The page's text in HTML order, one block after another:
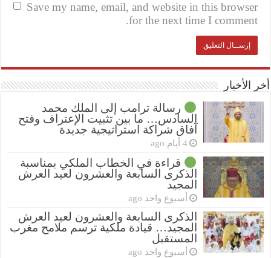
Save my name, email, and website in this browser
for the next time I comment.
أخر الأخبار
رسالة ترامب إلى الملك محمد
السادس… ما بين تثبيت الإعتراف وفتح
آفاق شراكة استراتيجية جديدة
4 أيام ago
قراءة في الخطاب الملكي بمناسبة
الذكرى السابعة والعشرون لعيد العرش
المجيد
أسبوع واحد ago
الذكرى السابعة والعشرون لعيد العرش
المجيد… قيادة ملكية ترسم ملامح مغرب
المستقبل
أسبوع واحد ago